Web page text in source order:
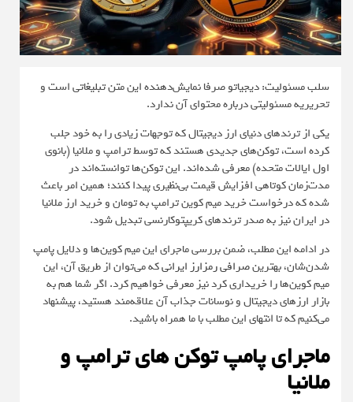
سلب مسئولیت: دیجیاتو صرفا نمایش‌دهنده این متن تبلیغاتی است و
تحریریه مسئولیتی درباره محتوای آن ندارد.
یکی از ترندهای دنیای ارز دیجیتال که توجهات زیادی را به خود جلب
کرده است، توکن‌های جدیدی هستند که توسط ترامپ و ملانیا (بانوی
اول ایالات متحده) معرفی شده‌اند. این توکن‌ها توانسته‌اند در
مدت‌زمان کوتاهی افزایش قیمت بی‌نظیری پیدا کنند؛ همین امر باعث
شده که درخواست خرید میم کوین ترامپ به تومان و خرید ارز ملانیا
در ایران نیز به صدر ترندهای کریپتوکارنسی تبدیل شود.
در ادامه این مطلب، ضمن بررسی ماجرای این میم کوین‌ها و دلایل پامپ
شدن‌شان، بهترینصرافی رمزارز ایرانیکه می‌توان از طریق آن، این
میم کوین‌ها را خریداری کرد نیز معرفی خواهیم کرد. اگر شما هم به
بازار ارزهای دیجیتال و نوسانات جذاب آن علاقه‌مند هستید، پیشنهاد
می‌کنیم که تا انتهای این مطلب با ما همراه باشید.
ماجرای پامپ توکن های ترامپ و
ملانیا